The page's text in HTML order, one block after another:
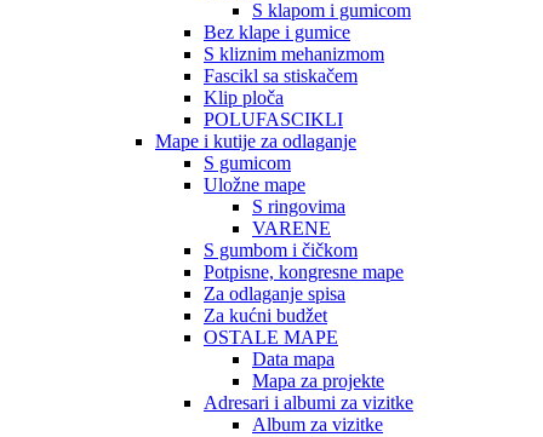
S klapom i gumicom
Bez klape i gumice
S kliznim mehanizmom
Fascikl sa stiskačem
Klip ploča
POLUFASCIKLI
Mape i kutije za odlaganje
S gumicom
Uložne mape
S ringovima
VARENE
S gumbom i čičkom
Potpisne, kongresne mape
Za odlaganje spisa
Za kućni budžet
OSTALE MAPE
Data mapa
Mapa za projekte
Adresari i albumi za vizitke
Album za vizitke